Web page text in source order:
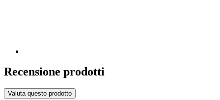
Recensione prodotti
Valuta questo prodotto